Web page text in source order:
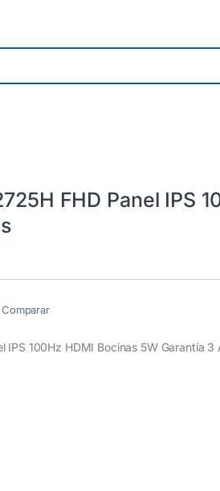
FHD Panel IPS
Comparar
IPS 100Hz HDMI Bocinas 5W Garantía 3